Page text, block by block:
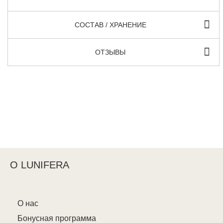
СОСТАВ / ХРАНЕНИЕ
ОТЗЫВЫ
О LUNIFERA
О нас
Бонусная программа